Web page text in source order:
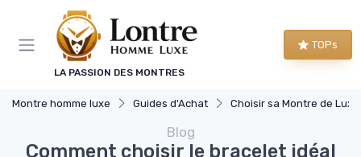
LA PASSION DES MONTRES
TOPs
Montre homme luxe Guides d'Achat Choisir sa Montre de Luxe
Blog
Comment choisir le bracelet idéal
Panneau de gestion des cookies